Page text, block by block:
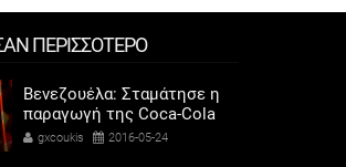
ΠΕΡΙΣΣΟΤΕΡΟ
Βενεζουέλα: Σταμάτησε η
παραγωγή της Coca-Cola
λόγω έλλειψης ζάχαρης
gxcoukis 2016-05-24